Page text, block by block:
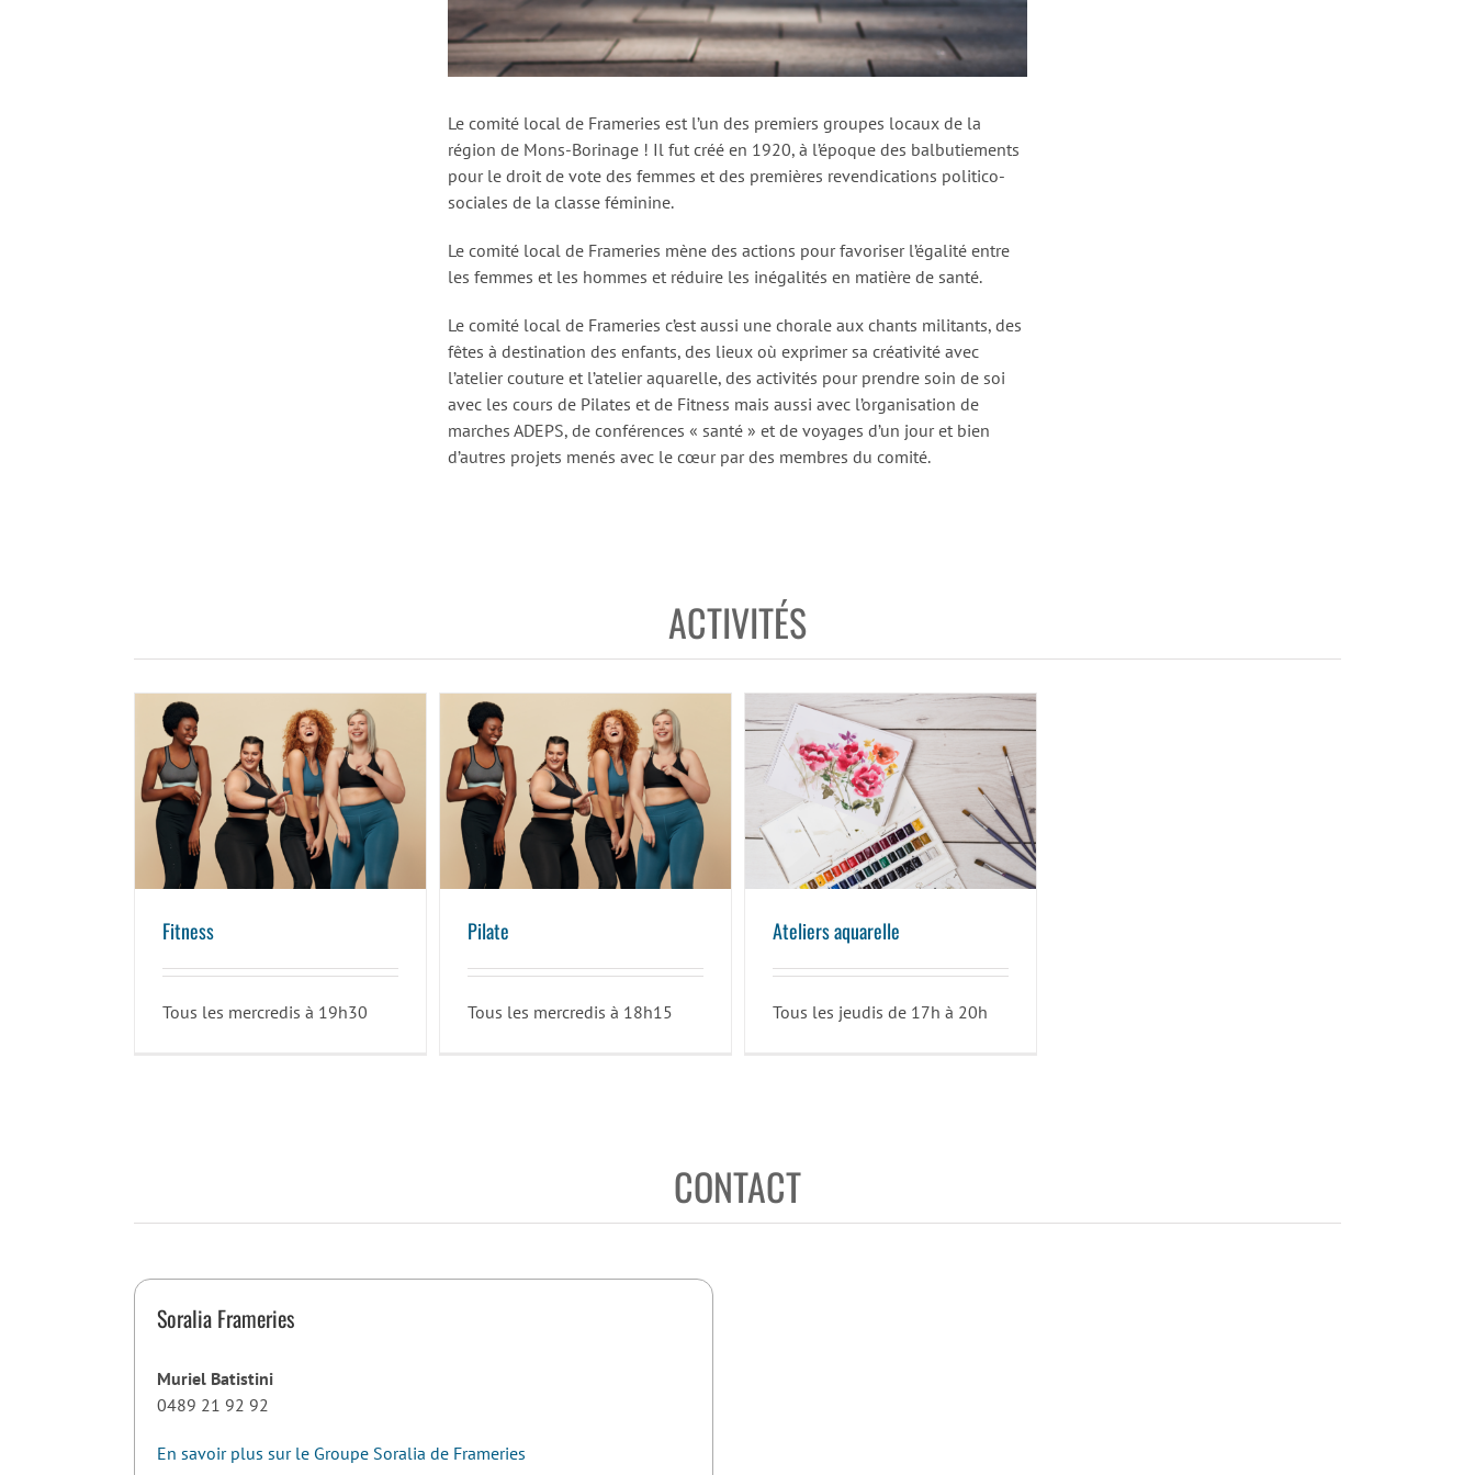
Le comité local de Frameries est l’un des premiers groupes locaux de la
région de Mons-Borinage ! Il fut créé en 1920, à l’époque des balbutiements
pour le droit de vote des femmes et des premières revendications politico-
sociales de la classe féminine.
Le comité local de Frameries mène des actions pour favoriser l’égalité entre
les femmes et les hommes et réduire les inégalités en matière de santé.
Le comité local de Frameries c’est aussi une chorale aux chants militants, des
fêtes à destination des enfants, des lieux où exprimer sa créativité avec
l’atelier couture et l’atelier aquarelle, des activités pour prendre soin de soi
avec les cours de Pilates et de Fitness mais aussi avec l’organisation de
marches ADEPS, de conférences « santé » et de voyages d’un jour et bien
d’autres projets menés avec le cœur par des membres du comité.
ACTIVITÉS
Fitness
Fitness
Tous les mercredis à 19h30
Pilate
Pilate
Tous les mercredis à 18h15
Ateliers aquarelle
Ateliers aquarelle
Tous les jeudis de 17h à 20h
CONTACT
Soralia Frameries
Muriel Batistini
0489 21 92 92
En savoir plus sur le Groupe Soralia de Frameries